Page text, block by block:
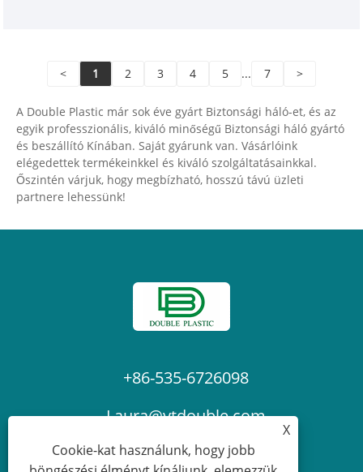
< 1 2 3 4 5 ... 7 >
A Double Plastic már sok éve gyárt Biztonsági háló-et, és az
egyik professzionális, kiváló minőségű Biztonsági háló gyártó
és beszállító Kínában. Saját gyárunk van. Vásárlóink ​​
elégedettek termékeinkkel és kiváló szolgáltatásainkkal.
Őszintén várjuk, hogy megbízható, hosszú távú üzleti
partnere lehessünk!
+86-535-6726098
Laura@ytdouble.com
X
Cookie-kat használunk, hogy jobb